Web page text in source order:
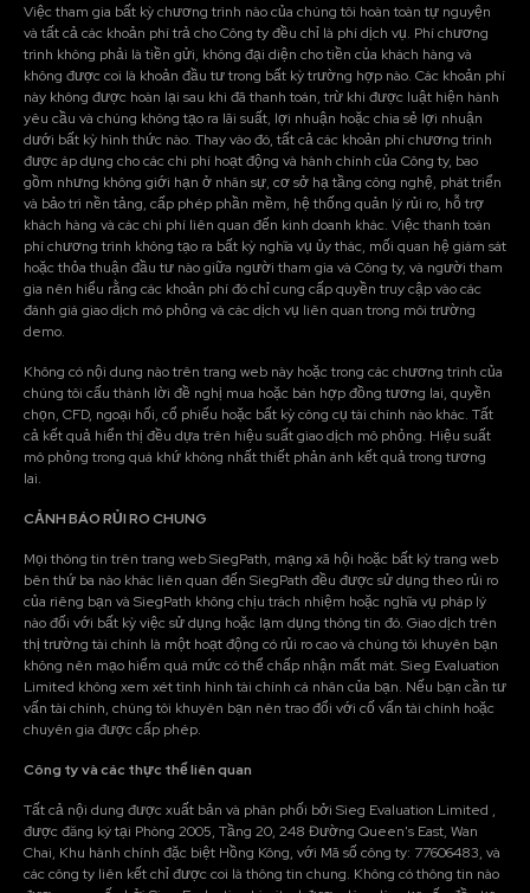
Việc tham gia bất kỳ chương trình nào của chúng tôi hoàn toàn tự nguyện
và tất cả các khoản phí trả cho Công ty đều chỉ là phí dịch vụ. Phí chương
trình không phải là tiền gửi, không đại diện cho tiền của khách hàng và
không được coi là khoản đầu tư trong bất kỳ trường hợp nào. Các khoản phí
này không được hoàn lại sau khi đã thanh toán, trừ khi được luật hiện hành
yêu cầu và chúng không tạo ra lãi suất, lợi nhuận hoặc chia sẻ lợi nhuận
dưới bất kỳ hình thức nào. Thay vào đó, tất cả các khoản phí chương trình
được áp dụng cho các chi phí hoạt động và hành chính của Công ty, bao
gồm nhưng không giới hạn ở nhân sự, cơ sở hạ tầng công nghệ, phát triển
và bảo trì nền tảng, cấp phép phần mềm, hệ thống quản lý rủi ro, hỗ trợ
khách hàng và các chi phí liên quan đến kinh doanh khác. Việc thanh toán
phí chương trình không tạo ra bất kỳ nghĩa vụ ủy thác, mối quan hệ giám sát
hoặc thỏa thuận đầu tư nào giữa người tham gia và Công ty, và người tham
gia nên hiểu rằng các khoản phí đó chỉ cung cấp quyền truy cập vào các
đánh giá giao dịch mô phỏng và các dịch vụ liên quan trong môi trường
demo.
Không có nội dung nào trên trang web này hoặc trong các chương trình của
chúng tôi cấu thành lời đề nghị mua hoặc bán hợp đồng tương lai, quyền
chọn, CFD, ngoại hối, cổ phiếu hoặc bất kỳ công cụ tài chính nào khác. Tất
cả kết quả hiển thị đều dựa trên hiệu suất giao dịch mô phỏng. Hiệu suất
mô phỏng trong quá khứ không nhất thiết phản ánh kết quả trong tương
lai.
CẢNH BÁO RỦI RO CHUNG
Mọi thông tin trên trang web SiegPath, mạng xã hội hoặc bất kỳ trang web
bên thứ ba nào khác liên quan đến SiegPath đều được sử dụng theo rủi ro
của riêng bạn và SiegPath không chịu trách nhiệm hoặc nghĩa vụ pháp lý
nào đối với bất kỳ việc sử dụng hoặc lạm dụng thông tin đó. Giao dịch trên
thị trường tài chính là một hoạt động có rủi ro cao và chúng tôi khuyên bạn
không nên mạo hiểm quá mức có thể chấp nhận mất mát. Sieg Evaluation
Limited không xem xét tình hình tài chính cá nhân của bạn. Nếu bạn cần tư
vấn tài chính, chúng tôi khuyên bạn nên trao đổi với cố vấn tài chính hoặc
chuyên gia được cấp phép.
Công ty và các thực thể liên quan
Tất cả nội dung được xuất bản và phân phối bởi Sieg Evaluation Limited ,
được đăng ký tại Phòng 2005, Tầng 20, 248 Đường Queen's East, Wan
Chai, Khu hành chính đặc biệt Hồng Kông, với Mã số công ty: 77606483, và
các công ty liên kết chỉ được coi là thông tin chung. Không có thông tin nào